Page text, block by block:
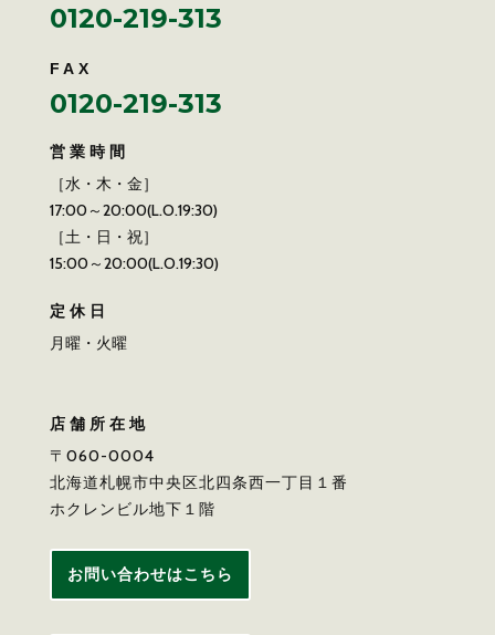
0120-219-313
FAX
0120-219-313
営業時間
［水・木・金］
17:00～20:00(L.O.19:30)
［土・日・祝］
15:00～20:00(L.O.19:30)
定休日
月曜・火曜
店舗所在地
〒060-0004
北海道札幌市中央区北四条西一丁目１番
ホクレンビル地下１階
お問い合わせはこちら